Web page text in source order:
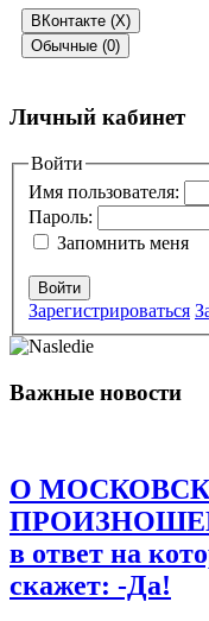
ВКонтакте (X)
Обычные (0)
Добавить
Ваш адрес email не
помечены*
Комментарий*
Сайт
Сохранить моё имя,
последующих моих
Личный кабинет
Войти
Имя пользователя:
Пароль:
Запомнить меня
Войти
Зарегистрироваться
Важные новости
О
в ответ на
скажет: -Да!